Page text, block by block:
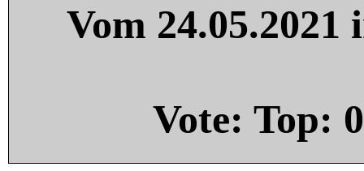
Vom
Vote: Top: 0